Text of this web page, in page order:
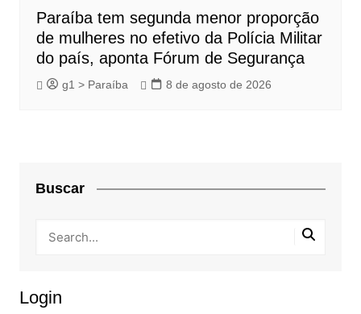
Paraíba tem segunda menor proporção
de mulheres no efetivo da Polícia Militar
do país, aponta Fórum de Segurança
g1 > Paraíba 8 de agosto de 2026
Buscar
Login